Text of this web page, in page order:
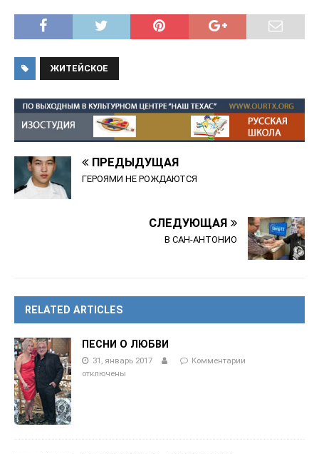
ЖИТЕЙСКОЕ
ПРЕДЫДУЩАЯ
ГЕРОЯМИ НЕ РОЖДАЮТСЯ
СЛЕДУЮЩАЯ
В САН-АНТОНИО
RELATED ARTICLES
ПЕСНИ О ЛЮБВИ
31, январь 2017
Комментарии
отключены